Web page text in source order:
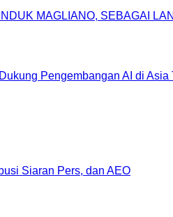
MAGLIANO, SEBAGAI
Pengembangan AI di Asia
Siaran Pers, dan AEO